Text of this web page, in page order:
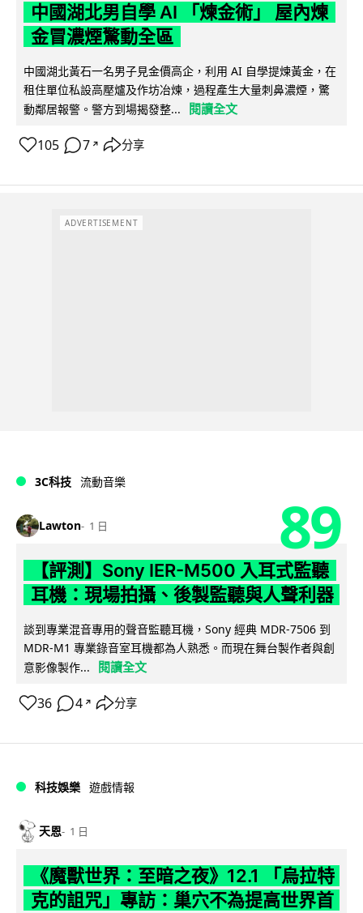
中國湖北男自學 AI 「煉金術」 屋內煉
金冒濃煙驚動全區
中國湖北黃石一名男子見金價高企，利用 AI 自學提煉黃金，在
租住單位私設高壓爐及作坊冶煉，過程產生大量刺鼻濃煙，驚
動鄰居報警。警方到場揭發整...
閱讀全文
105 7 ↗ 分享
ADVERTISEMENT
3C科技 流動音樂
Lawton 1 日 89
【評測】Sony IER-M500 入耳式監聽
耳機：現場拍攝、後製監聽與人聲利器
談到專業混音專用的聲音監聽耳機，Sony 經典 MDR-7506 到
MDR-M1 專業錄音室耳機都為人熟悉。而現在舞台製作者與創
意影像製作...
閱讀全文
36 4 ↗ 分享
科技娛樂 遊戲情報
天恩 1 日
《魔獸世界：至暗之夜》12.1 「烏拉特
克的詛咒」專訪：巢穴不為提高世界首